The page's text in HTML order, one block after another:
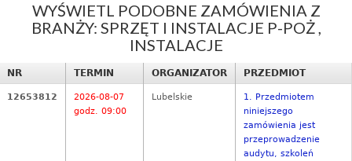
WYŚWIETL PODOBNE ZAMÓWIENIA Z
BRANŻY: SPRZĘT I INSTALACJE P-POŻ ,
INSTALACJE
NR TERMIN ORGANIZATOR PRZEDMIOT
12653812
2026-08-07
godz. 09:00
Lubelskie
1. Przedmiotem
niniejszego
zamówienia jest
przeprowadzenie
audytu, szkoleń